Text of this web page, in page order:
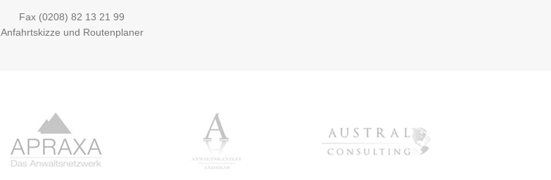
Fax (0208) 82 13 21 99
Anfahrtskizze und Routenplaner